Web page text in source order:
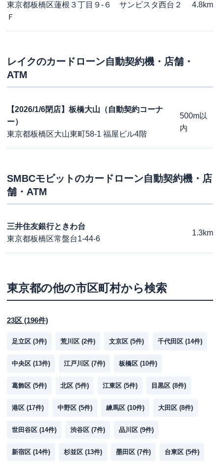
東京都板橋区蓮根３丁目９-６ サンビスタ西台２
Ｆ
4.8km
レイクのカードローン自動契約機・店舗・
ATM
【2026/1/6閉店】板橋大山（自動契約コーナ
ー）
東京都板橋区大山東町58-1 福屋ビル4階
500m以
内
SMBCモビットのカードローン自動契約機・店
舗・ATM
三井住友銀行ときわ台
東京都板橋区常盤台1-44-6
1.3km
東京都の他の市区町村から検索
23区 (196件)
足立区 (3件) 荒川区 (2件) 文京区 (5件) 千代田区 (14件)
中央区 (13件) 江戸川区 (7件) 板橋区 (10件)
葛飾区 (5件) 北区 (5件) 江東区 (5件) 目黒区 (8件)
港区 (17件) 中野区 (5件) 練馬区 (10件) 大田区 (8件)
世田谷区 (14件) 渋谷区 (7件) 品川区 (9件)
新宿区 (14件) 杉並区 (13件) 墨田区 (7件) 台東区 (5件)